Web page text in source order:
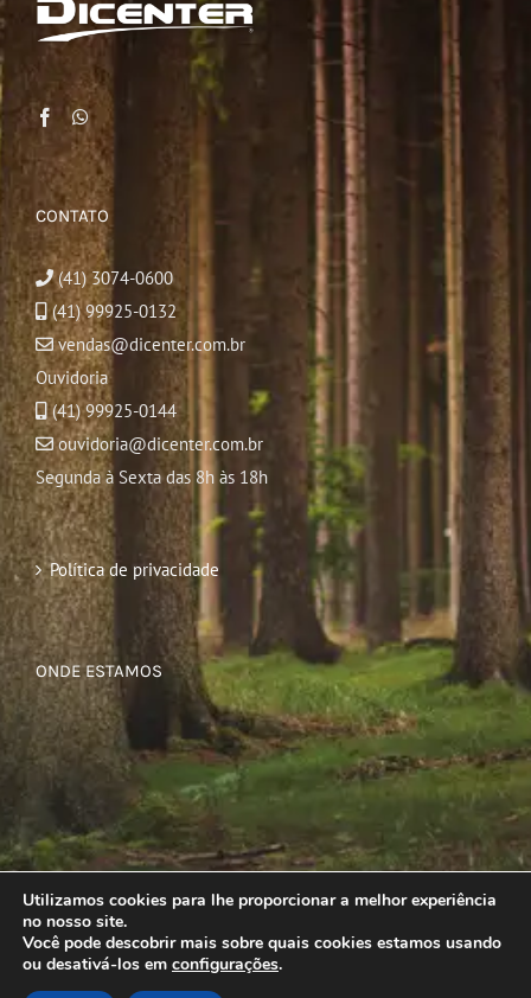
CONTATO
(41) 3074-0600
(41) 99925-0132
vendas@dicenter.com.br
Ouvidoria
(41) 99925-0144
ouvidoria@dicenter.com.br
Segunda à Sexta das 8h às 18h
Política de privacidade
ONDE ESTAMOS
Utilizamos cookies para lhe proporcionar a melhor experiência
no nosso site.
Você pode descobrir mais sobre quais cookies estamos usando
ou desativá-los em configurações.